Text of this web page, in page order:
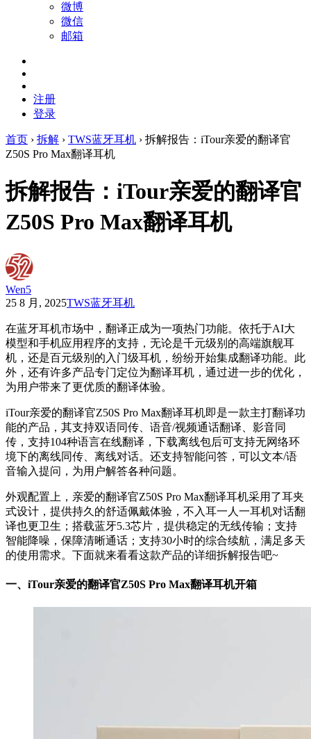
微博
微信
邮箱
注册
登录
首页 › 拆解 › TWS蓝牙耳机 › 拆解报告：iTour亲爱的翻译官
Z50S Pro Max翻译耳机
拆解报告：iTour亲爱的翻译官
Z50S Pro Max翻译耳机
Wen5
25 8 月, 2025TWS蓝牙耳机
在蓝牙耳机市场中，翻译正成为一项热门功能。依托于AI大
模型和手机应用程序的支持，无论是千元级别的高端旗舰耳
机，还是百元级别的入门级耳机，纷纷开始集成翻译功能。此
外，还有许多产品专门定位为翻译耳机，通过进一步的优化，
为用户带来了更优质的翻译体验。
iTour亲爱的翻译官Z50S Pro Max翻译耳机‌即是一款主打翻译功
能的产品，其支持双语同传、语音/视频通话翻译、影音同
传，支持104种语言在线翻译，下载离线包后可支持无网络环
境下的离线同传、离线对话。还支持智能问答，可以文本/语
音输入提问，为用户解答各种问题。
外观配置上，亲爱的翻译官Z50S Pro Max翻译耳机采用了耳夹
式设计，提供持久的舒适佩戴体验，不入耳一人一耳机对话翻
译也更卫生；搭载蓝牙5.3芯片，提供稳定的无线传输；支持
智能降噪，保障清晰通话；支持30小时的综合续航，满足多天
的使用需求。下面就来看看这款产品的详细拆解报告吧~
一、 iTour亲爱的翻译官Z50S Pro Max翻译耳机开箱